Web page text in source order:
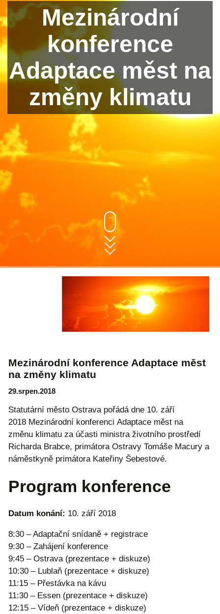
Mezinárodní
konference
Adaptace měst na
změny klimatu
Mezinárodní konference Adaptace měst
na změny klimatu
29.srpen.2018
Statutární město Ostrava pořádá dne 10. září
2018 Mezinárodní konferenci Adaptace měst na
změnu klimatu za účasti ministra životního prostředí
Richarda Brabce, primátora Ostravy Tomáše Macury a
náměstkyně primátora Kateřiny Šebestové.
Program konference
Datum konání: 10. září 2018
8:30 – Adaptační snídaně + registrace
9:30 – Zahájení konference
9:45 – Ostrava (prezentace + diskuze)
10:30 – Lublaň (prezentace + diskuze)
11:15 – Přestávka na kávu
11:30 – Essen (prezentace + diskuze)
12:15 – Vídeň (prezentace + diskuze)